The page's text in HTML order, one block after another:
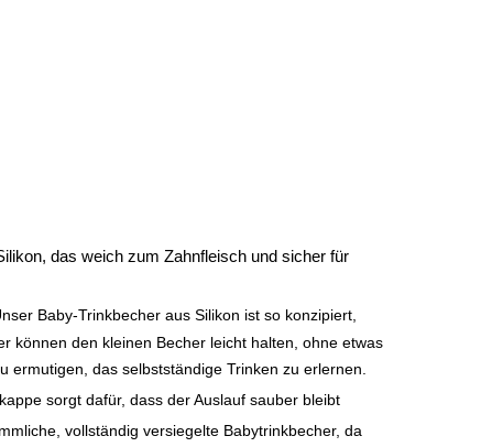
das weich zum Zahnfleisch und sicher für
Baby-Trinkbecher aus Silikon ist so konzipiert,
können den kleinen Becher leicht halten, ohne etwas
ermutigen, das selbstständige Trinken zu erlernen.
sorgt dafür, dass der Auslauf sauber bleibt
vollständig versiegelte Babytrinkbecher, da